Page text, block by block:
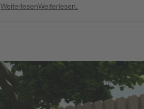
WeiterlesenWeiterlesen.